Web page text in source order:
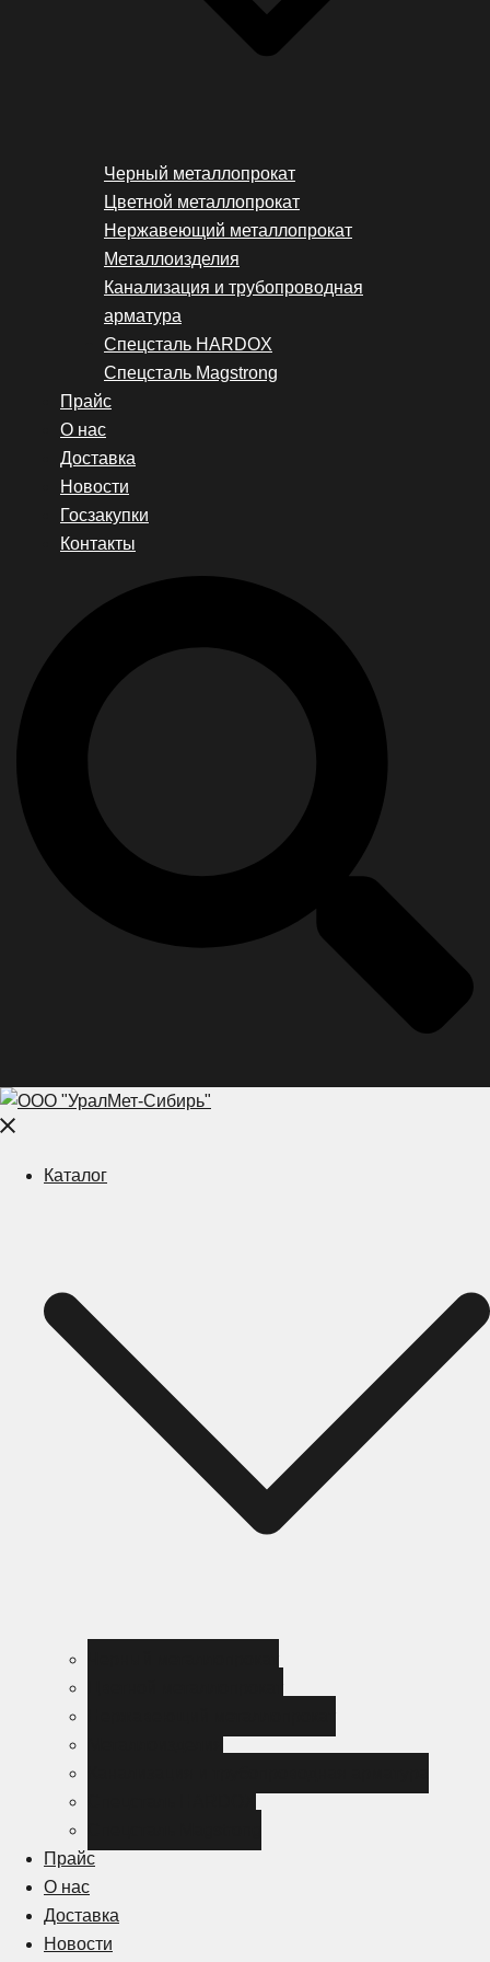
Черный металлопрокат
Цветной металлопрокат
Нержавеющий металлопрокат
Металлоизделия
Канализация и трубопроводная
арматура
Спецсталь HARDOX
Спецсталь Magstrong
Прайс
О нас
Доставка
Новости
Госзакупки
Контакты
Close
Каталог
Прайс
О нас
Доставка
Новости